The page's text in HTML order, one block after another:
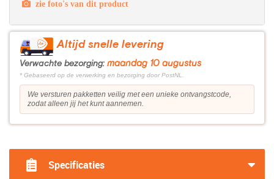
zie foto's van dit product
Altijd snelle levering
Verwachte bezorging: maandag 10 augustus
* Gebaseerd op de verwerking en bezorging door PostNL.
We versturen pakketten veilig met een unieke ontvangstcode,
zodat alleen jij het kunt aannemen.
Specificaties